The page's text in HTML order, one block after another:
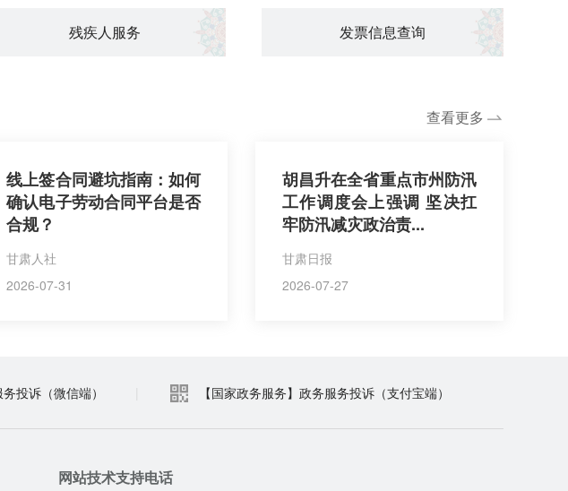
残疾人服务 发票信息查询
查看更多
线上签合同避坑指南：如何
确认电子劳动合同平台是否
合规？
甘肃人社
2026-07-31
胡昌升在全省重点市州防汛
工作调度会上强调 坚决扛
牢防汛减灾政治责...
甘肃日报
2026-07-27
投诉（微信端） 【国家政务服务】政务服务投诉（支付宝端）
网站技术支持电话